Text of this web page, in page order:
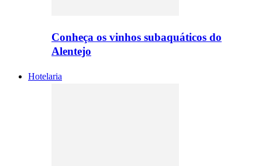
Conheça os vinhos subaquáticos do
Alentejo
Hotelaria